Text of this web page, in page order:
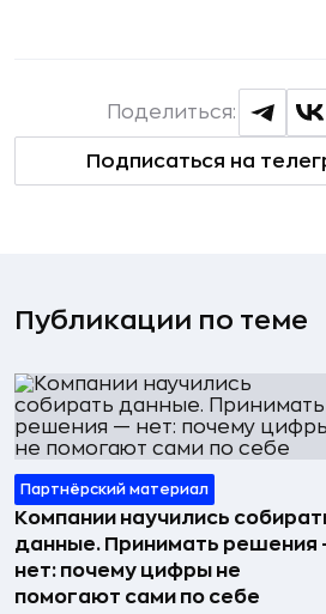
Подписаться на
Поделиться:
Публикации по теме
Партнёрский материал
Компании научились
данные. Принимать решения
нет: почему цифры не
помогают сами по себе